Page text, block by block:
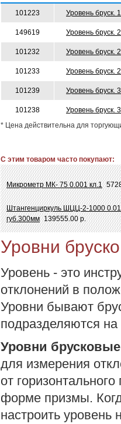
101223 Уровень бруск.
149619 Уровень бруск.
101232 Уровень бруск.
101233 Уровень бруск.
101239 Уровень бруск.
101238
Уровень бруск.
* Цена действительна для
С этим товаром часто покупают:
Микрометр МК- 75 0.001 кл.1
Штангенциркуль ШЦЦ-2-1000 0.01
губ.300мм 139555.00 р.
Уровни
Уровень - это
отклонений в
Уровни бывают
подразделяются
Уровни брусковые
для измерения
от
форме призмы.
настроить уровень